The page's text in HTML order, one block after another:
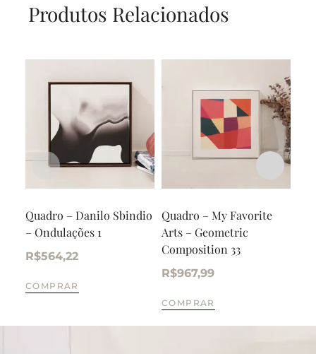
Produtos Relacionados
Quadro – Danilo Sbindio
– Ondulações 1
R$564,22
COMPRAR
Quadro – My Favorite
Arts – Geometric
Composition 33
R$967,99
COMPRAR